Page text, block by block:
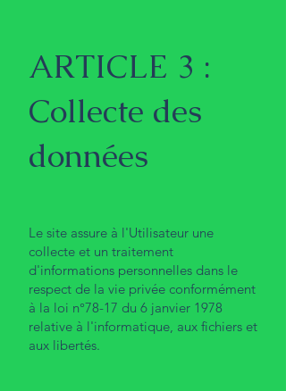
ARTICLE 3 :
Collecte des
données
Le site assure à l'Utilisateur une
collecte et un traitement
d'informations personnelles dans le
respect de la vie privée conformément
à la loi n°78-17 du 6 janvier 1978
relative à l'informatique, aux fichiers et
aux libertés.